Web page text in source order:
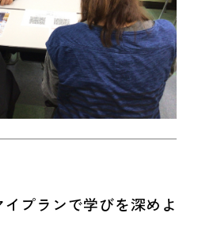
イプランで学びを深めよ